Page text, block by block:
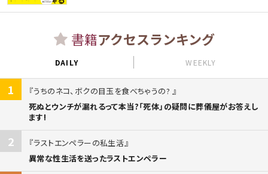
書籍アクセスランキング
DAILY WEEKLY
1
うちのネコ、ボクの目玉を食べちゃうの?
死ぬとウンチが漏れるって本当?「死体」の疑問に葬儀屋がお答えし
ます!
2
ラストエンペラーの私生活
異常な性生活を送ったラストエンペラー